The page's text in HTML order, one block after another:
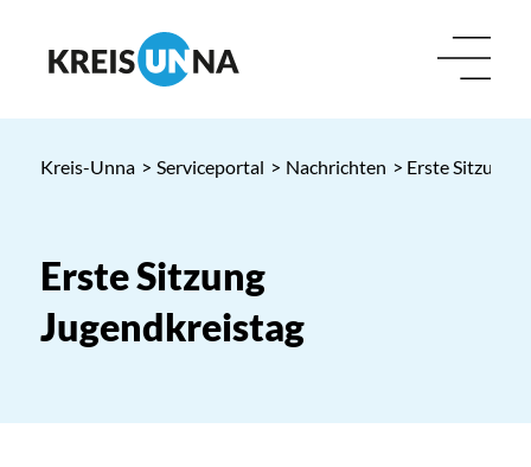
Kreis-Unna > Serviceportal > Nachrichten > Erste Sitzung
Erste Sitzung
Jugendkreistag